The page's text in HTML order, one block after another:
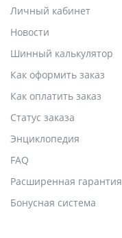
Личный кабинет
Новости
Шинный калькулятор
Как оформить заказ
Как оплатить заказ
Статус заказа
Энциклопедия
FAQ
Расширенная гарантия
Бонусная система